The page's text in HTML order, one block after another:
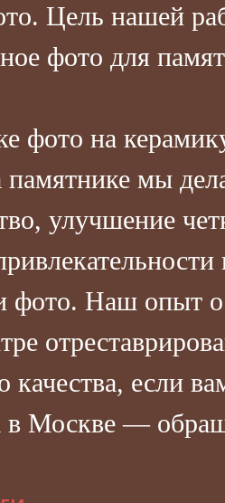
Цель нашей
фото для
фото на
памятнике мы
улучшение
фото. Наш опыт
качества, если
в Москве —